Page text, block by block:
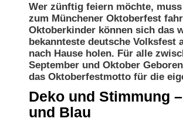
Wer zünftig feiern möchte,
zum Münchener Oktoberfest
Oktoberkinder können sich das
bekannteste deutsche Volksfest
nach Hause holen. Für alle
September und Oktober
das Oktoberfestmotto für die
Deko und Stimmung
und Blau